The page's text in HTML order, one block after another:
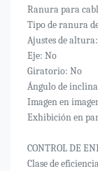
Ranura para
Tipo de ranura
Ajustes de
Eje: No
Giratorio: No
Ángulo de
Imagen en
Exhibición en
CONTROL DE
Clase de